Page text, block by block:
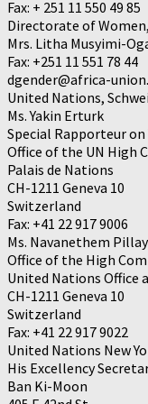
Fax: + 251 11 550 49 85
Directorate of
Mrs. Litha Musyimi-
Fax: +251 11 551 78 44
dgender@africa-
United Nations,
Ms. Yakin Erturk
Special Rapporteur on
Office of the UN High
Palais de Nations
CH-1211 Geneva 10
Switzerland
Fax: +41 22 917 9006
Ms. Navanethem Pillay
Office of the High
United Nations Office
CH-1211 Geneva 10
Switzerland
Fax: +41 22 917 9022
United Nations New
His Excellency
Ban Ki-Moon